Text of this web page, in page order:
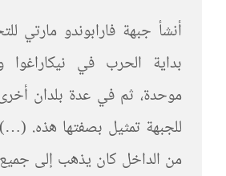
أنشأ جبهة فارابوندو مارتي
بداية الحرب في نيكاراغوا
موحدة، ثم في عدة بلدان
للجبهة تمثيل بصفتها هذه. (…)
من الداخل كان يذهب إلى